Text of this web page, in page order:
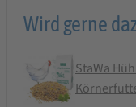
Wird gerne
StaWa